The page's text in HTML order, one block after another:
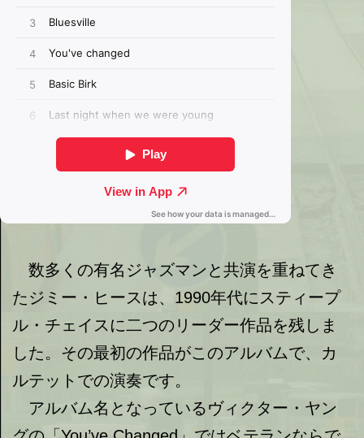
数多くの有名ジャズマンと共演を重ねてき
たジミー・ヒースは、1990年代にスティープ
ル・チェイスに二つのリーダー作品を残しま
した。その最初の作品がこのアルバムで、カ
ルテットでの演奏です。
アルバム名となっているヴィクター・ヤン